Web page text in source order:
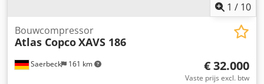
1 / 10
Saerbeck 161 km
Bouwcompressor
Atlas CopcoXAVS 186
€ 32.000
Vaste prijs excl. btw